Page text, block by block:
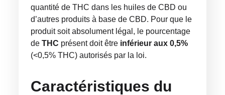
quantité de THC dans les huiles de CBD ou
d’autres produits à base de CBD. Pour que le
produit soit absolument légal, le pourcentage
deTHC présent doit être inférieur aux 0,5%
(<0,5% THC) autorisés par la loi.
Caractéristiques du